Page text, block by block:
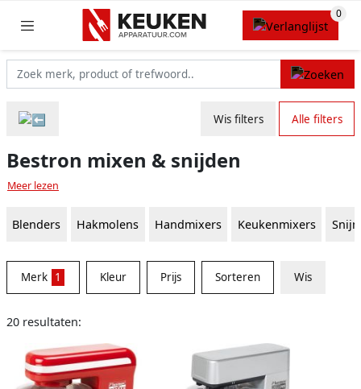
Wis filters Alle filters
Bestron mixen & snijden
Meer lezen
Blenders Hakmolens Handmixers Keukenmixers
Merk 1 Kleur Prijs Sorteren Wis
20 resultaten: